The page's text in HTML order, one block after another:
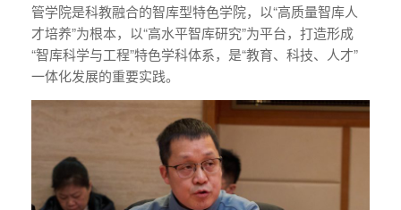
管学院是科教融合的智库型特色学院，以“高质量智库人
才培养”为根本，以“高水平智库研究”为平台，打造形成
“智库科学与工程”特色学科体系，是“教育、科技、人才”
一体化发展的重要实践。